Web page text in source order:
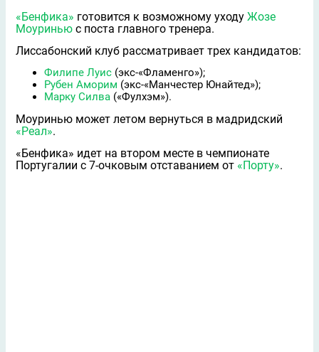
«Бенфика» готовится к возможному уходу Жозе
Моуринью с поста главного тренера.
Лиссабонский клуб рассматривает трех кандидатов:
Филипе Луис (экс-«Фламенго»);
Рубен Аморим (экс-«Манчестер Юнайтед»);
Марку Cилва («Фулхэм»).
Моуринью может летом вернуться в мадридский
«Реал».
«Бенфика» идет на втором месте в чемпионате
Португалии с 7-очковым отставанием от «Порту».